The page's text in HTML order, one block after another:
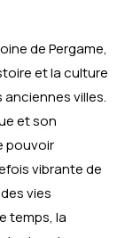
de Pergame,
et la culture
villes.
et son
pouvoir
vibrante de
vies
temps, la